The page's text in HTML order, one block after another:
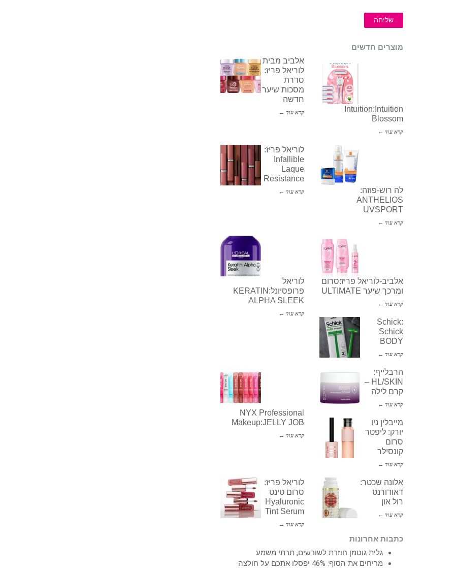
שליחה
מוצרים חדשים
אלביב מבית
לוריאל פריז:
סדרת
מסכות שיער
חדשה
קרא עוד ←
Intuition:Intuition
Blossom
קרא עוד ←
לוריאל פריז:
Infallible
Laque
Resistance
קרא עוד ←
לה רוש-פוזה:
ANTHELIOS
UVSPORT
קרא עוד ←
לוריאל
פרופסיונל:KERATIN
ALPHA SLEEK
קרא עוד ←
אלביב-לוריאל פריז:סרום
ומרכך שיער ULTIMATE
קרא עוד ←
Schick:
Schick
BODY
קרא עוד ←
NYX Professional
Makeup:JELLY JOB
קרא עוד ←
הרבלייף:
HL/SKIN –
קרם לילה
קרא עוד ←
מייבלין ניו
יורק: ליפטר
סרום
קונסילר
קרא עוד ←
לוריאל פריז:
סרום טינט
Hyaluronic
Tint Serum
קרא עוד ←
אלונה שכטר:
דאודורנט
רול און
קרא עוד ←
כתבות אחרונות
גלית גוטמן חוזרת לשורשים, תרתי משמע
מריחים את הסוף: 46% יפסלו אתכם על חולצה